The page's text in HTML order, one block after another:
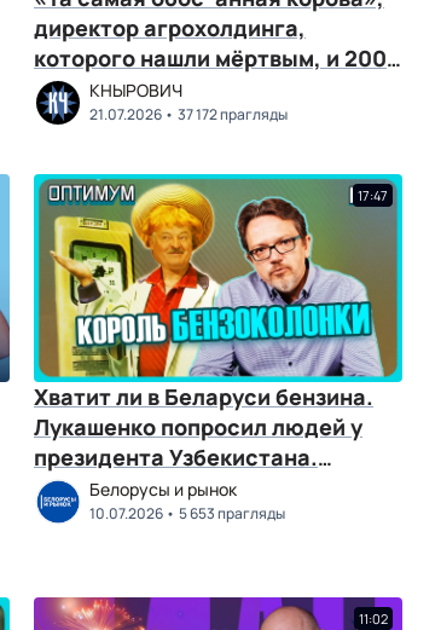
директор агрохолдинга,
которого нашли мёртвым, и 200
млн вложений
КНЫРОВИЧ
21.07.2026 37 172 прагляды
17:47
Хватит ли в Беларуси бензина.
Лукашенко попросил людей у
президента Узбекистана.
Оптимум № 137
Белорусы и рынок
10.07.2026 5 653 прагляды
11:02